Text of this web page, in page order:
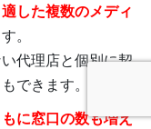
した複数のメディ
。
代理店と個別に契
できます。
に窓口の数も増え